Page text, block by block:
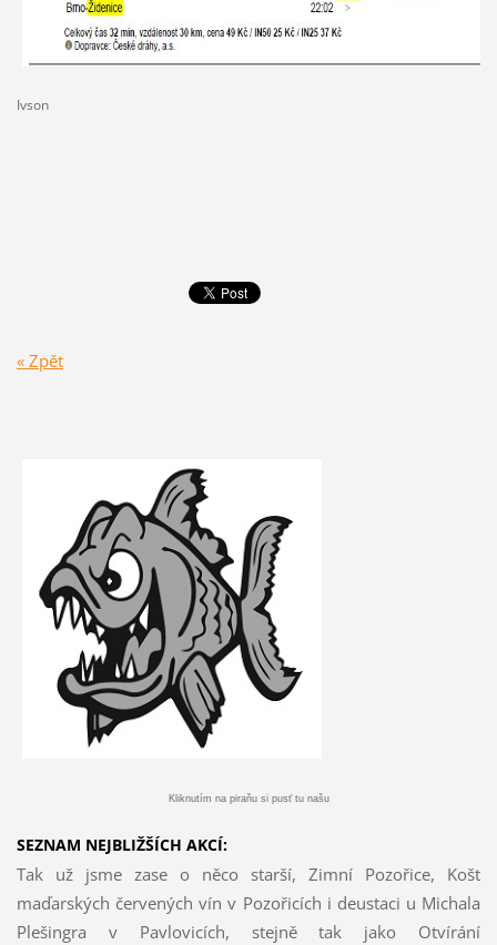
Ivson
« Zpět
Kliknutím na piraňu si pusť tu našu
SEZNAM NEJBLIŽŠÍCH AKCÍ:
Tak už jsme zase o něco starší, Zimní Pozořice, Košt
maďarských červených vín v Pozořicích i deustaci u Michala
Plešingra v Pavlovicích, stejně tak jako Otvírání